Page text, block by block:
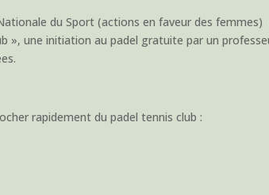
du Sport (actions en faveur des
», une initiation au padel gratuite par un
rapidement du padel tennis club :